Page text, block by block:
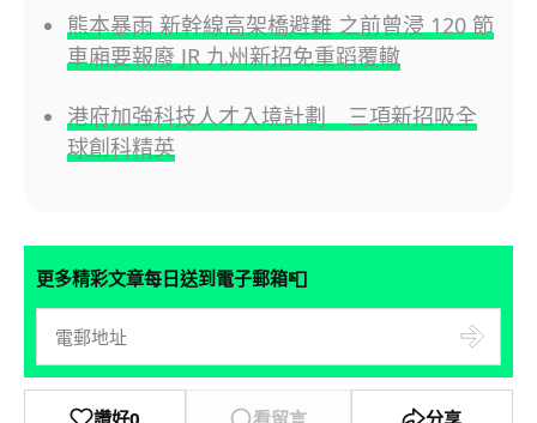
熊本暴雨 新幹線高架橋避難 之前曾浸 120 節
車廂要報廢 JR 九州新招免重蹈覆轍
港府加強科技人才入境計劃 三項新招吸全
球創科精英
更多精彩文章每日送到電子郵箱📮
讚好0 看留言 分享